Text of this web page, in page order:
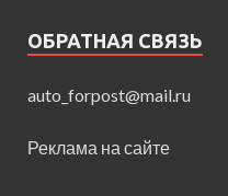
ОБРАТНАЯ СВЯЗЬ
auto_forpost@mail.ru
Реклама на сайте